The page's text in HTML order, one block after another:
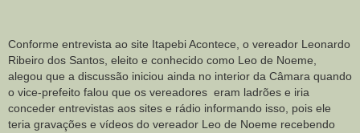
Conforme entrevista ao site Itapebi Acontece, o vereador Leonardo
Ribeiro dos Santos, eleito e conhecido como Leo de Noeme,
alegou que a discussão iniciou ainda no interior da Câmara quando
o vice-prefeito falou que os vereadores eram ladrões e iria
conceder entrevistas aos sites e rádio informando isso, pois ele
teria gravações e vídeos do vereador Leo de Noeme recebendo